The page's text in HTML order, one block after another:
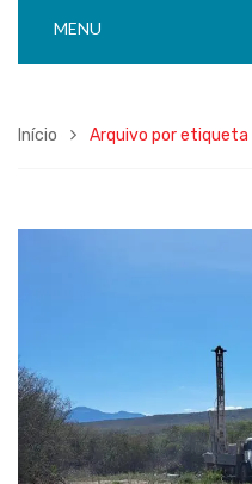
MENU
Início Arquivo por etiqueta